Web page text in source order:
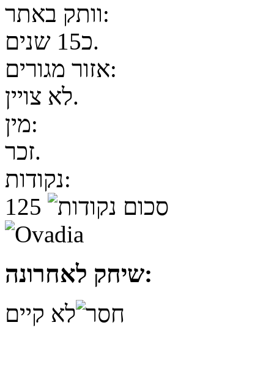
וותק באתר:
כ15 שנים.
אזור מגורים:
לא צויין.
מין:
זכר.
נקודות:
125
שיחק לאחרונה:
לא קיים